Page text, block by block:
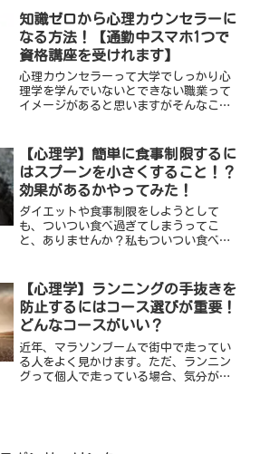
知識ゼロから心理カウンセラーに
なる方法！【通勤中スマホ1つで
資格講座を受けれます】
心理カウンセラーって大学でしっかり心
理学を学んでいないとできない職業って
イメージがあると思いますがそんなこと
マホ1つ”で資格を取れるんです。そして
資格を取った後もどうやって心理カウン
セラーとして活動していくかの方法やア
ドバイスももらえたりも。
【心理学】簡単に食事制限するに
はスプーンを小さくすること！？
効果があるかやってみた！
ダイエットや食事制限をしようとして
も、ついつい食べ過ぎてしまうってこ
と、ありませんか？私もついつい食べ過
た食事制限方法がありますので紹介しま
すね！
【心理学】ランニングの手抜きを
防止するにはコース選びが重要！
どんなコースがいい？
近年、マラソンブームで街中で走ってい
る人をよく見かけます。ただ、ランニン
グって個人で走っている場合、気分が乗
ます。